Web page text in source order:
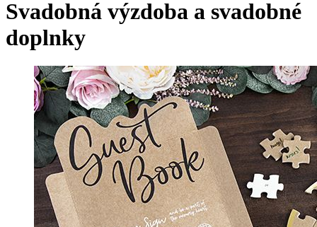
Svadobná výzdoba a svadobné
doplnky